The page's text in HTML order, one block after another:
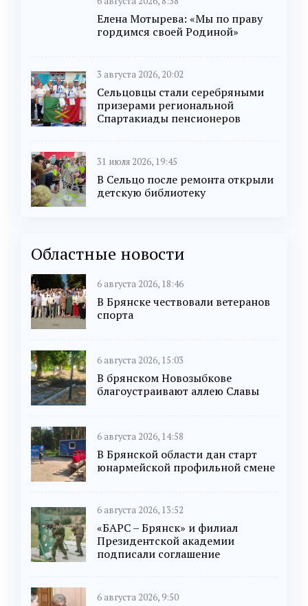
Елена Мотырева: «Мы по праву
гордимся своей Родиной»
3 августа 2026, 20:02
Сельцовцы стали серебряными
призерами региональной
Спартакиады пенсионеров
31 июля 2026, 19:45
В Сельцо после ремонта открыли
детскую библиотеку
Областные новости
6 августа 2026, 18:46
В Брянске чествовали ветеранов
спорта
6 августа 2026, 15:03
В брянском Новозыбкове
благоустраивают аллею Славы
6 августа 2026, 14:58
В Брянской области дан старт
юнармейской профильной смене
6 августа 2026, 13:52
«БАРС – Брянск» и филиал
Президентской академии
подписали соглашение
6 августа 2026, 9:50